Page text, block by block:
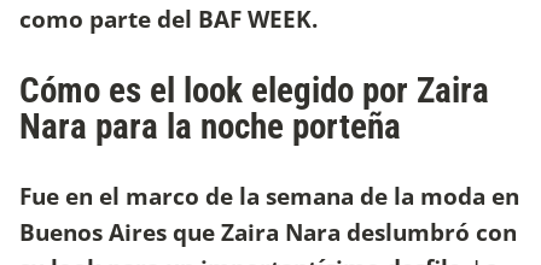
como parte del BAF WEEK.
Cómo es el look elegido por Zaira
Nara para la noche porteña
Fue en el marco de la semana de la moda en
Buenos Aires que Zaira Nara deslumbró con